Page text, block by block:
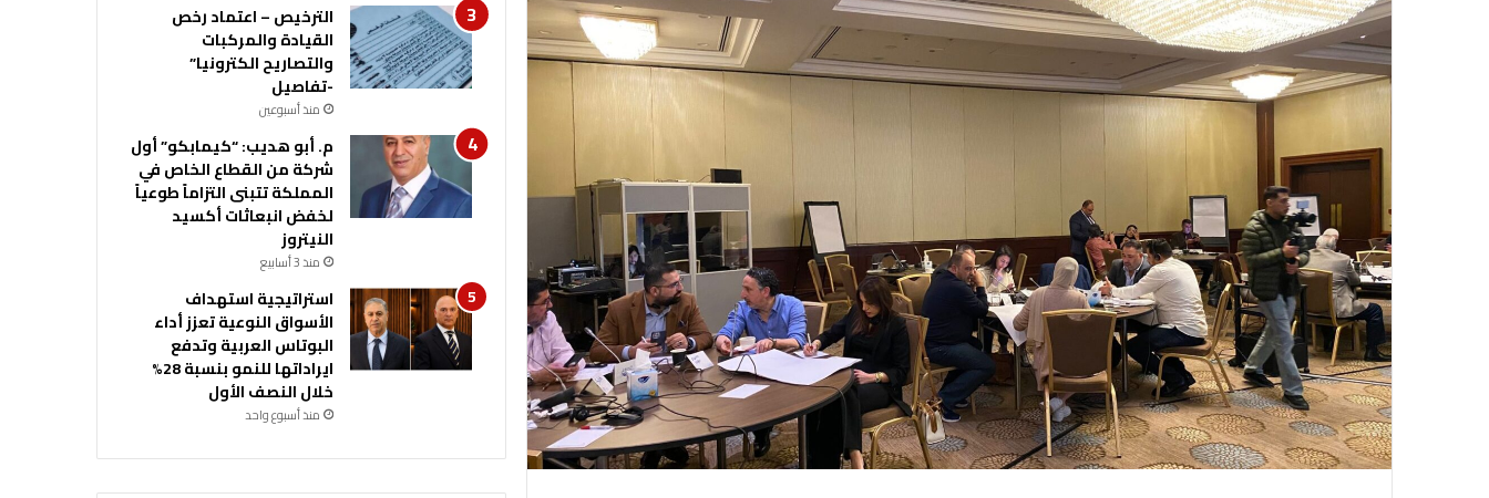
الترخيص – اعتماد رخص
القيادة والمركبات
والتصاريح الكترونيا”
-تفاصيل
منذ أسبوعين
م. أبو هديب: “كيمابكو” أول
شركة من القطاع الخاص في
المملكة تتبنى التزاماً طوعياً
لخفض انبعاثات أكسيد
النيتروز
منذ 3 أسابيع
استراتيجية استهداف
الأسواق النوعية تعزز أداء
البوتاس العربية وتدفع
ايراداتها للنمو بنسبة 28%
خلال النصف الأول
منذ أسبوع واحد